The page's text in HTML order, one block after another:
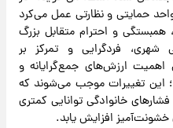
حمایتی و نظارتی عمل می‌کرد
همبستگی و احترام متقابل بزرگ
فردگرایی و تمرکز بر
ارزش‌های جمع‌گرایانه و
این تغییرات موجب می‌شوند که
خانوادگی توانایی کمتری
خشونت‌آمیز افزایش یابد.